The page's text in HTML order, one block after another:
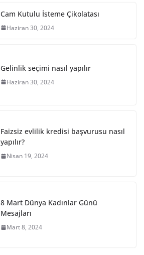
Cam Kutulu İsteme Çikolatası
Haziran 30, 2024
Gelinlik seçimi nasıl yapılır
Haziran 30, 2024
Faizsiz evlilik kredisi başvurusu nasıl
yapılır?
Nisan 19, 2024
8 Mart Dünya Kadınlar Günü
Mesajları
Mart 8, 2024